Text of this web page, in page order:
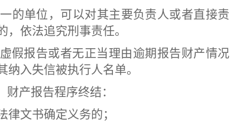
单位，可以对其主要负责人或者直接责
依法追究刑事责任。
假报告或者无正当理由逾期报告财产情况
入失信被执行人名单。
产报告程序终结：
文书确定义务的；